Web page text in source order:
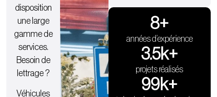
disposition
une large
gamme de
services.
Besoin de
lettrage ?
Véhicules
années d’expérience
9+
projets réalisés
3.5k+
100k+